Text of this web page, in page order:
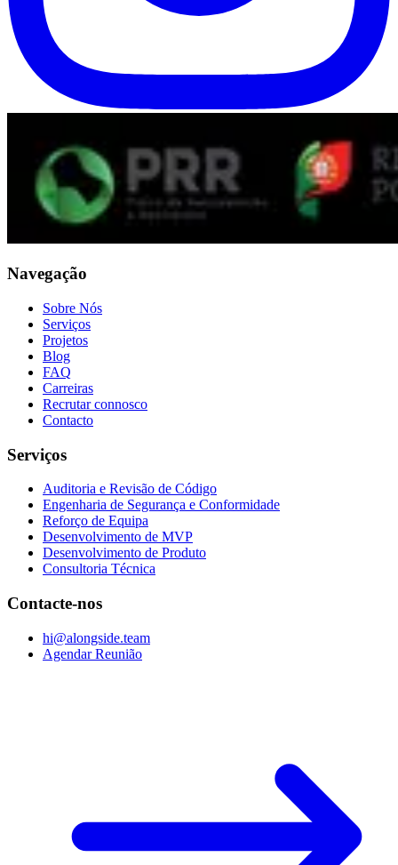
Navegação
Sobre Nós
Serviços
Projetos
Blog
FAQ
Carreiras
Recrutar connosco
Contacto
Serviços
Auditoria e Revisão de Código
Engenharia de Segurança e Conformidade
Reforço de Equipa
Desenvolvimento de MVP
Desenvolvimento de Produto
Consultoria Técnica
Contacte-nos
hi@alongside.team
Agendar Reunião